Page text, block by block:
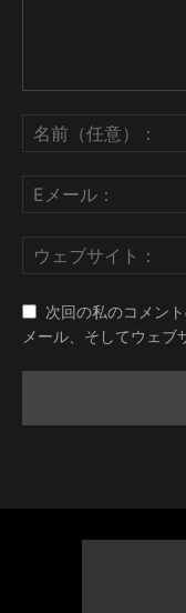
次回の私のコメン
メール、そしてウェブ